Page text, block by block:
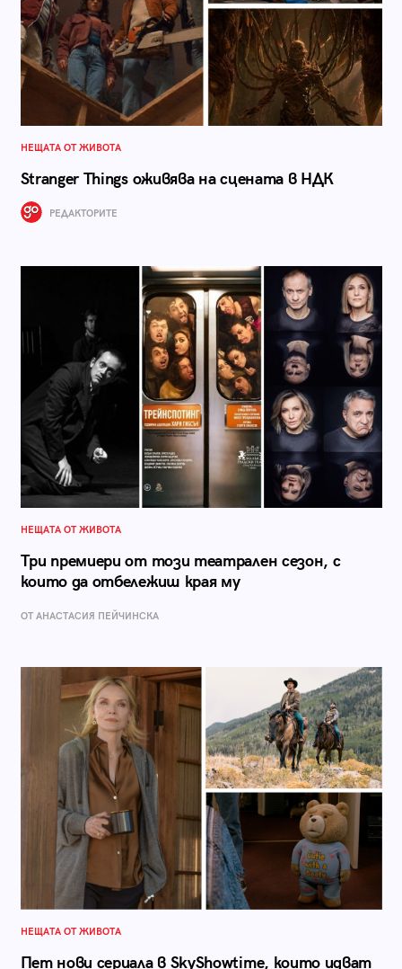
НЕЩАТА ОТ ЖИВОТА
Stranger Things оживява на сцената в НДК
РЕДАКТОРИТЕ
НЕЩАТА ОТ ЖИВОТА
Три премиери от този театрален сезон, с
които да отбележиш края му
ОТ AНАСТАСИЯ ПЕЙЧИНСКА
НЕЩАТА ОТ ЖИВОТА
Пет нови сериала в SkyShowtime, които идват